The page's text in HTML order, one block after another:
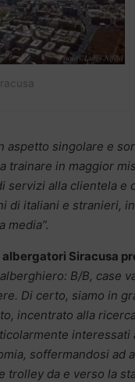
aspetto singolare e
trainare in maggior
servizi alla clientela e
di italiani e stranieri,
media”.
Siracusa
B/B, case
Di certo, siamo in
incentrato alla
soffermandosi ad
trolley da e verso la